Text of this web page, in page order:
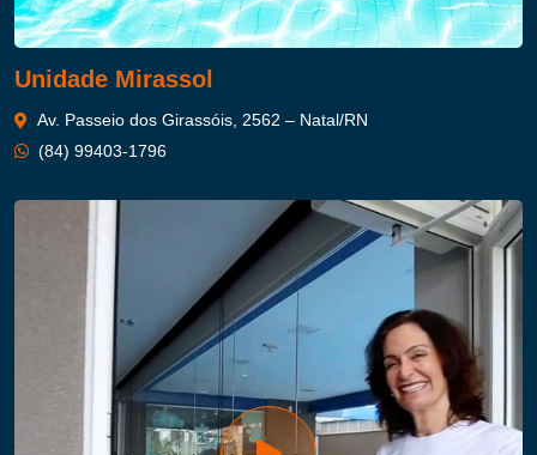
Unidade Mirassol
Av. Passeio dos Girassóis, 2562 – Natal/RN
(84) 99403-1796